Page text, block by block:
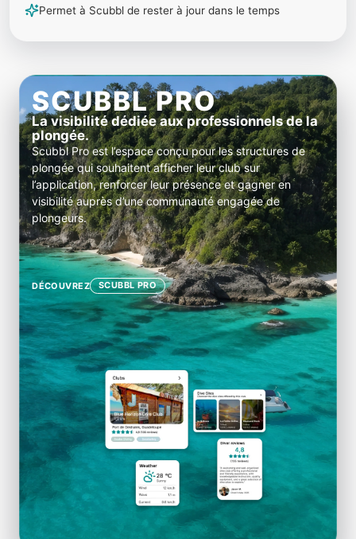
Permet à Scubbl de rester à jour dans le temps
SCUBBL PRO
La visibilité dédiée aux professionnels de la
plongée.
Scubbl Pro est l’espace conçu pour les structures de
plongée qui souhaitent afficher leur club sur
l’application, renforcer leur présence et gagner en
visibilité auprès d’une communauté engagée de
plongeurs.
DÉCOUVREZ SCUBBL PRO